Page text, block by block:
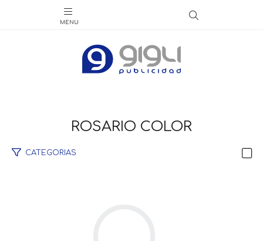
ROSARIO COLOR
CATEGORIAS